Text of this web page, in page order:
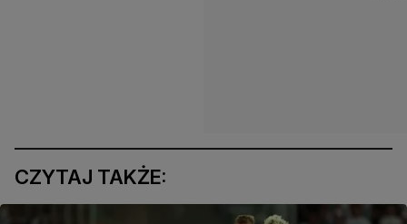
CZYTAJ TAKŻE: